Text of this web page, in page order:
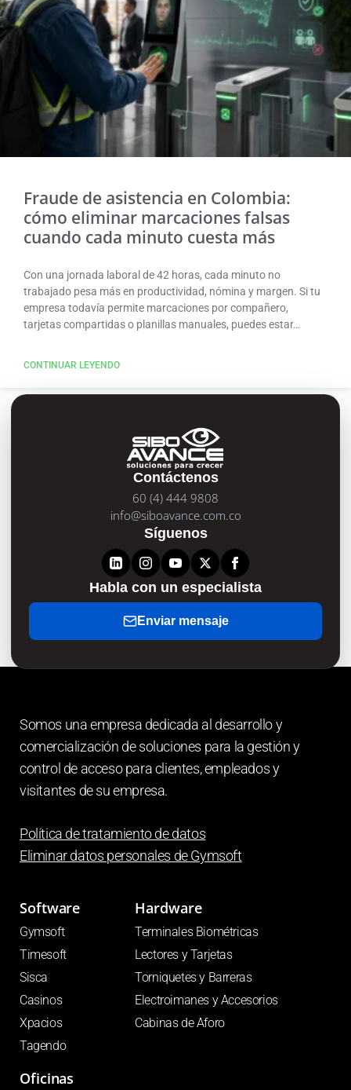
Fraude de asistencia en Colombia:
cómo eliminar marcaciones falsas
cuando cada minuto cuesta más
Con una jornada laboral de 42 horas, cada minuto no
trabajado pesa más en productividad, nómina y margen. Si tu
empresa todavía permite marcaciones por compañero,
tarjetas compartidas o planillas manuales, puedes estar…
CONTINUAR LEYENDO
Contáctenos
60 (4) 444 9808
info@siboavance.com.co
Síguenos
Habla con un especialista
Enviar mensaje
Somos una empresa dedicada al desarrollo y
comercialización de soluciones para la gestión y
control de acceso para clientes, empleados y
visitantes de su empresa.
Política de tratamiento de datos
Eliminar datos personales deGymsoft
Software
Gymsoft
Timesoft
Sisca
Casinos
Xpacios
Tagendo
Hardware
Terminales Biométricas
Lectores y Tarjetas
Torniquetes y Barreras
Electroimanes y Accesorios
Cabinas de Aforo
Oficinas